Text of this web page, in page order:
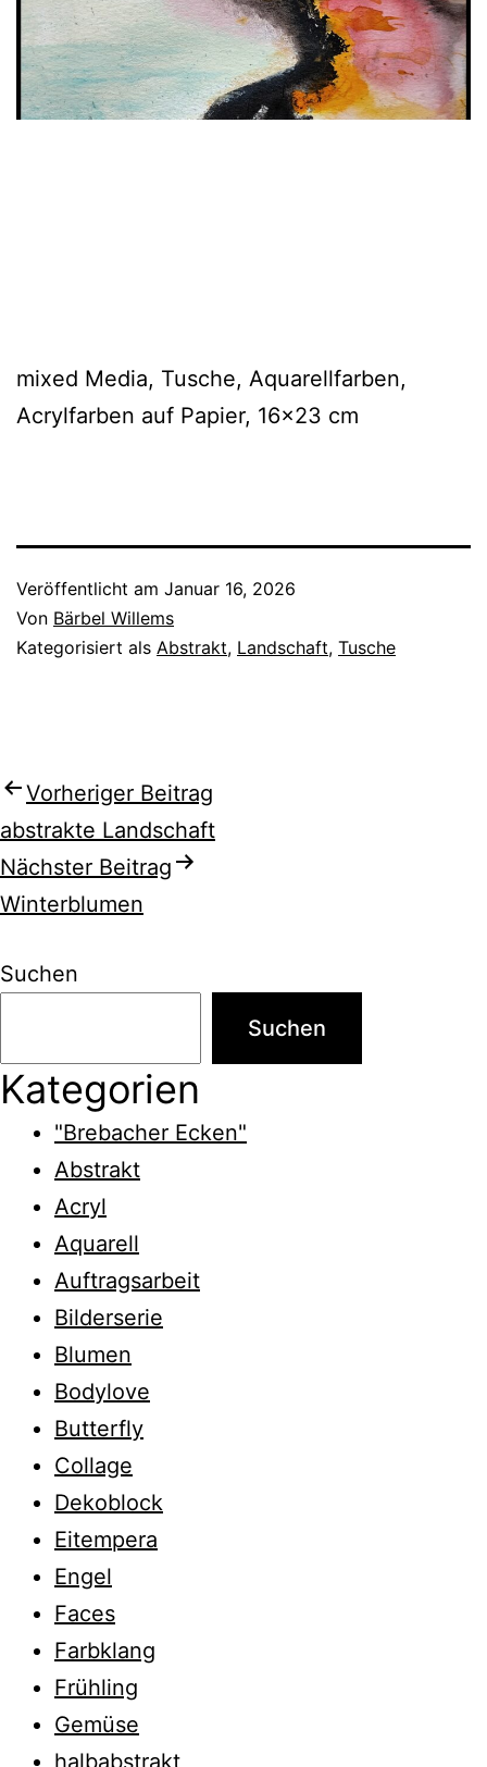
mixed Media, Tusche, Aquarellfarben,
Acrylfarben auf Papier, 16×23 cm
Veröffentlicht am Januar 16, 2026
Von Bärbel Willems
Kategorisiert als Abstrakt, Landschaft, Tusche
Beitragsnavigation
Vorheriger Beitrag
abstrakte Landschaft
Nächster Beitrag
Winterblumen
Suchen
Suchen
Kategorien
"Brebacher Ecken"
Abstrakt
Acryl
Aquarell
Auftragsarbeit
Bilderserie
Blumen
Bodylove
Butterfly
Collage
Dekoblock
Eitempera
Engel
Faces
Farbklang
Frühling
Gemüse
halbabstrakt